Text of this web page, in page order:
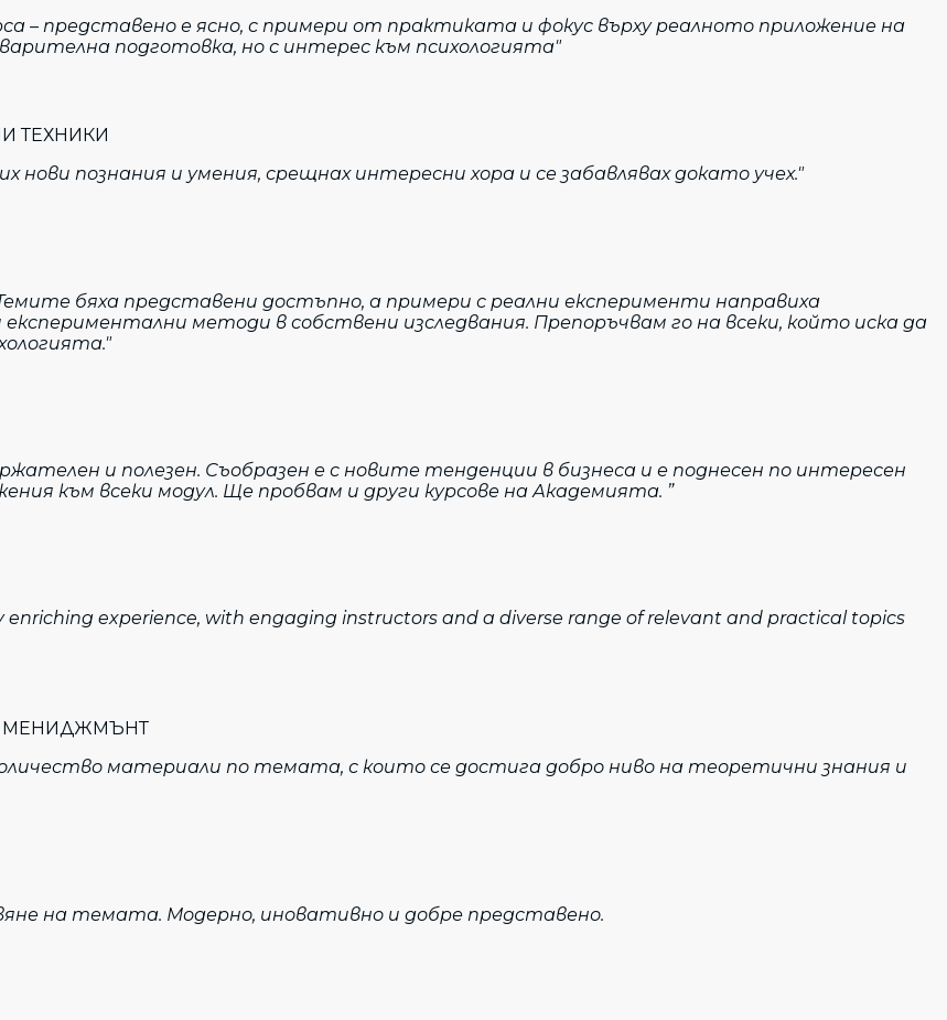
– представено е ясно, с примери от практиката и фокус върху реалното приложение на
подготовка, но с интерес към психологията"
ТЕХНИКИ
нови познания и умения, срещнах интересни хора и се забавлявах докато учех."
бяха представени достъпно, а примери с реални експерименти направиха
методи в собствени изследвания. Препоръчвам го на всеки, който иска да
и полезен. Съобразен е с новите тенденции в бизнеса и е поднесен по интересен
към всеки модул. Ще пробвам и други курсове на Академията. ”
experience, with engaging instructors and a diverse range of relevant and practical topics
МЕНИДЖМЪНТ
материали по темата, с които се достига добро ниво на теоретични знания и
на темата. Модерно, иновативно и добре представено.